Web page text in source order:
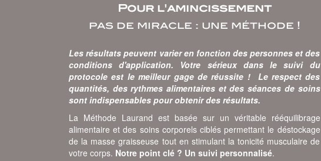
Pour l'amincissement
pas de miracle : une méthode !
Les résultats peuvent varier en fonction des personnes et des
conditions d'application. Votre sérieux dans le suivi du
protocole est le meilleur gage de réussite ! Le respect des
quantités, des rythmes alimentaires et des séances de soins
sont indispensables pour obtenir des résultats.
La Méthode Laurand est basée sur un véritable rééquilibrage
alimentaire et des soins corporels ciblés permettant le déstockage
de la masse graisseuse tout en stimulant la tonicité musculaire de
votre corps. Notre point clé ? Un suivi personnalisé.